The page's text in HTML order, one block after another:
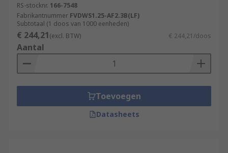
RS-stocknr. 166-7548
Fabrikantnummer FVDWS1.25-AF2.3B(LF)
Subtotaal (1 doos van 1000 eenheden)
€ 244,21(excl. BTW) € 244,21/doos
Aantal
Toevoegen
Datasheets